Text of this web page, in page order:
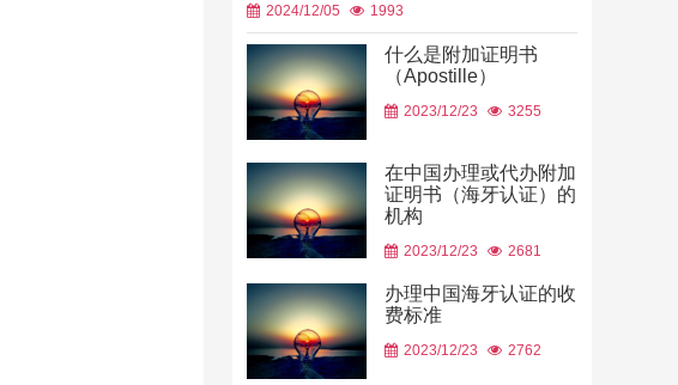
2024/12/05 1993
什么是附加证明书
（Apostille）
2023/12/23 3255
在中国办理或代办附加
证明书（海牙认证）的
机构
2023/12/23 2681
办理中国海牙认证的收
费标准
2023/12/23 2762